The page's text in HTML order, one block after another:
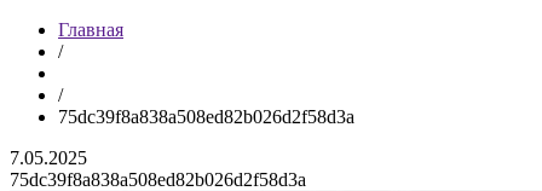
Главная
/
/
75dc39f8a838a508ed82b026d2f58d3a
7.05.2025
75dc39f8a838a508ed82b026d2f58d3a